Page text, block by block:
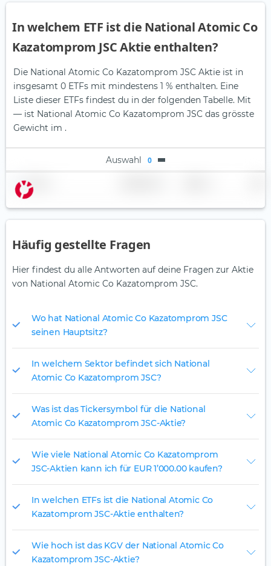
In welchem ETF ist die National Atomic Co
Kazatomprom JSC Aktie enthalten?
Die National Atomic Co Kazatomprom JSC Aktie ist in
insgesamt 0 ETFs mit mindestens 1 % enthalten. Eine
Liste dieser ETFs findest du in der folgenden Tabelle. Mit
— ist National Atomic Co Kazatomprom JSC das grösste
Gewicht im .
Auswahl 0
Name
Häufig gestellte Fragen
Hier findest du alle Antworten auf deine Fragen zur Aktie
von National Atomic Co Kazatomprom JSC.
Wo hat National Atomic Co Kazatomprom JSC
seinen Hauptsitz?
In welchem Sektor befindet sich National
Atomic Co Kazatomprom JSC?
Was ist das Tickersymbol für die National
Atomic Co Kazatomprom JSC-Aktie?
Wie viele National Atomic Co Kazatomprom
JSC-Aktien kann ich für EUR 1’000.00 kaufen?
In welchen ETFs ist die National Atomic Co
Kazatomprom JSC-Aktie enthalten?
Wie hoch ist das KGV der National Atomic Co
Kazatomprom JSC-Aktie?